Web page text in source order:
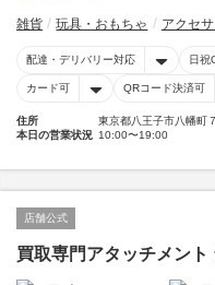
雑貨 玩具・おもちゃ アクセ
配達・デリバリー対応 日祝
カード可 QRコード決済可
住所
東京都八王子市八幡町
本日の営業状況 10:00〜19:00
店舗公式
買取専門アタッチメント